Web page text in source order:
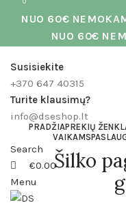
NUO 60€
NUO 60€
Susisiekite
+370 647 40315
Turite klausimų?
info@dseshop.lt
Search
0
€0.00
Menu
0
PRADŽIAPREKIŲ
VAIKAMS
Šilko